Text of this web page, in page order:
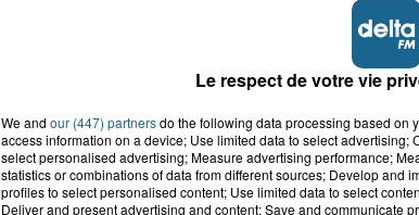
Le respect de votre vie
We and our (447) partnersdo the following data processing based on
access information on a device; Use limited data to select
select personalised advertising; Measure advertising performance;
statistics or combinations of data from different sources; Develop and
profiles to select personalised content; Use limited data to select
Deliver and present advertising and content; Save and communicate